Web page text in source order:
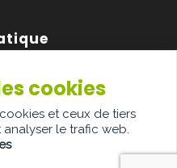
nous?
cookies
et ceux de tiers
le trafic web.